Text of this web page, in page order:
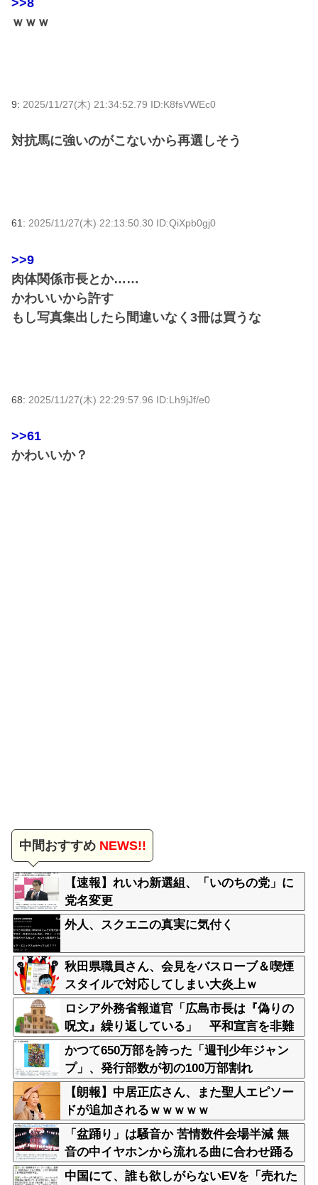
ｗｗｗ
9: 2025/11/27(木) 21:34:52.79 ID:K8fsVWEc0
対抗馬に強いのがこないから再選しそう
61: 2025/11/27(木) 22:13:50.30 ID:QiXpb0gj0
>>9
肉体関係市長とか……
かわいいから許す
もし写真集出したら間違いなく3冊は買うな
68: 2025/11/27(木) 22:29:57.96 ID:Lh9jJf/e0
>>61
かわいいか？
中間おすすめNEWS!!
【速報】れいわ新選組、「いのちの党」に
党名変更
外人、スクエニの真実に気付く
秋田県職員さん、会見をバスローブ＆喫煙
スタイルで対応してしまい大炎上ｗ
ロシア外務省報道官「広島市長は『偽りの
呪文』繰り返している」 平和宣言を非難
かつて650万部を誇った「週刊少年ジャン
プ」、発行部数が初の100万部割れ
【朗報】中居正広さん、また聖人エピソー
ドが追加されるｗｗｗｗｗ
「盆踊り」は騒音か 苦情数件会場半減 無
音の中イヤホンから流れる曲に合わせ踊る
サイレント盆ダンスも
中国にて、誰も欲しがらないEVを「売れた